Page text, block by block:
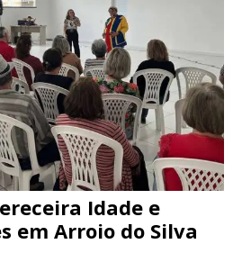
Idade e
em Arroio do Silva